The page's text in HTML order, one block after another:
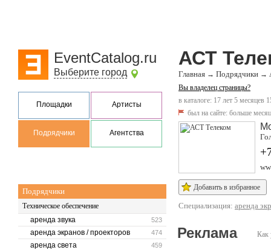
EventCatalog.ru
Выберите город
Площадки Артисты
Подрядчики Агентства
Подрядчики
Техническое обеспечение
523
аренда звука
474
аренда экранов / проекторов
459
аренда света
АСТ
Главная → Подрядчики →
Вы владелец страницы?
в каталоге: 17 лет 5 месяцев
был на сайте: больше
Добавить в избранное
Специализация: аренда
Как
Реклама